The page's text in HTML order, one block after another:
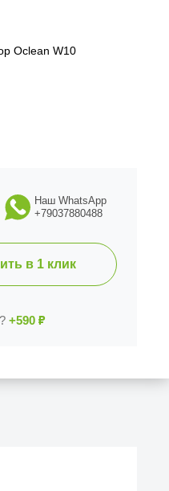
Oclean W10
Наш WhatsApp
+79037880488
в 1 клик
+590 ₽